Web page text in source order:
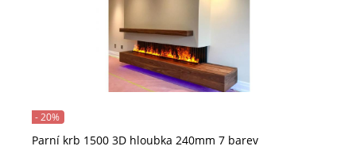
Parní krb 1500 3D hloubka 240mm 7 barev
- 20%